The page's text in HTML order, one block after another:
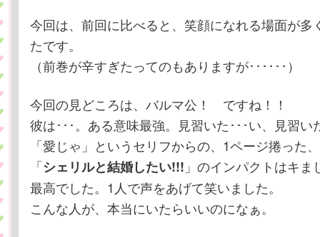
今回は、前回に比べると、笑顔になれる場面が多
たです。
（前巻が辛すぎたってのもありますが･･････）
今回の見どころは、バルマ公！ ですね！！
彼は･･･。ある意味最強。見習いた･･･い、見習い
「愛じゃ」というセリフからの、1ページ捲った、
「シェリルと結婚したい!!! 」のインパクトはキま
最高でした。1人で声をあげて笑いました。
こんな人が、本当にいたらいいのになぁ。